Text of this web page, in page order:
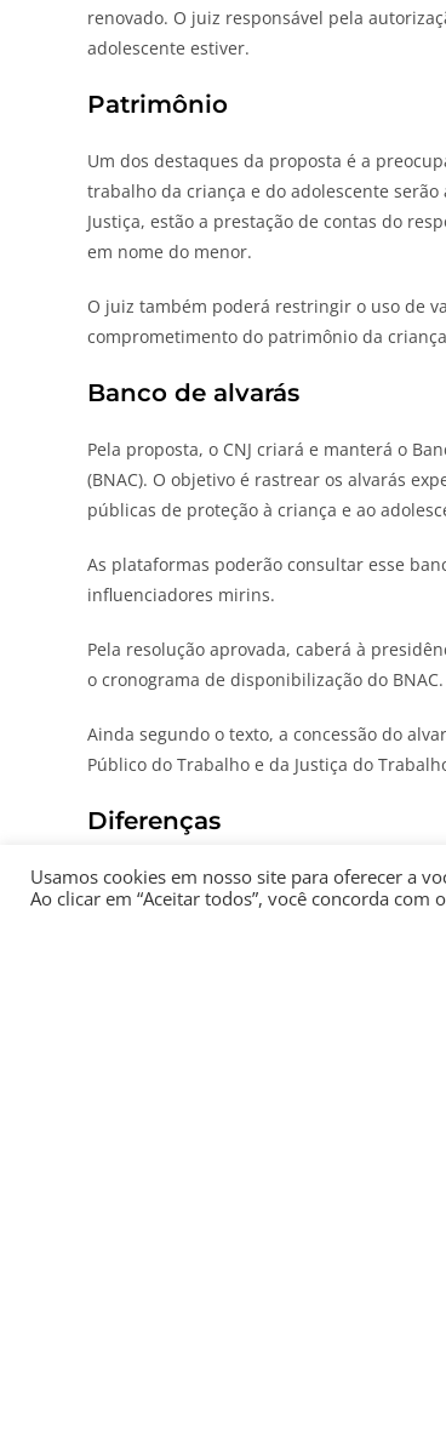
renovado. O juiz responsável pela
adolescente estiver.
Patrimônio
Um dos destaques da proposta é a
trabalho da criança e do adolescente
Justiça, estão a prestação de contas do
em nome do menor.
O juiz também poderá restringir o uso de
comprometimento do patrimônio da
Banco de alvarás
Pela proposta, o CNJ criará e manterá o
(BNAC). O objetivo é rastrear os alvarás
públicas de proteção à criança e ao
As plataformas poderão consultar esse
influenciadores mirins.
Pela resolução aprovada, caberá à
o cronograma de disponibilização do BNAC.
Ainda segundo o texto, a concessão do
Público do Trabalho e da Justiça do
Diferenças
O primeiro texto apresentado pelo relator
autorização judicial: um alvará para
Usamos cookies em nosso site para oferecer a
Ao clicar em “Aceitar todos”, você concorda com